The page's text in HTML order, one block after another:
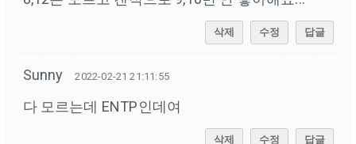
삭제 수정 답글
Sunny 2022-02-21 21:11:55
다 모르는데 ENTP인데여
삭제 수정 답글